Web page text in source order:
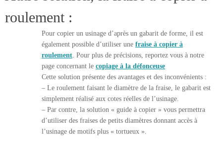
roulement :
Pour copier un usinage d’après un gabarit de forme, il est
également possible d’utiliser une fraise à copier à
roulement. Pour plus de précisions, reportez vous à notre
page concernant le copiage à la défonceuse
Cette solution présente des avantages et des inconvénients :
– Le roulement faisant le diamètre de la fraise, le gabarit est
simplement réalisé aux cotes réelles de l’usinage.
– Par contre, la solution « guide à copier » vous permettra
d’utiliser des fraises de petits diamètres donnant accès à
l’usinage de motifs plus « tortueux ».